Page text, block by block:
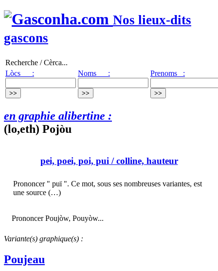
Nos lieux-dits
gascons
Recherche / Cèrca...
Lòcs :
Noms : Prenoms :
en graphie alibertine :
(lo,eth) Pojòu
pei, poei, poi, pui/ colline, hauteur
Prononcer " puï ". Ce mot, sous ses nombreuses variantes, est
une source (…)
Prononcer Poujòw, Pouyòw...
Variante(s) graphique(s) :
Poujeau